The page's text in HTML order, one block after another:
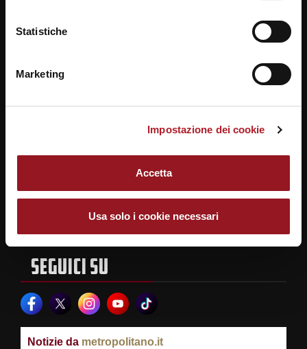
Statistiche
Marketing
Impostazione dei cookie
Accetta
Usa solo i cookie necessari
NAVIGAZIONE
ARTICOLI
post:
il Brocchi di Bassano
brivido
post:
assoluto: il Round 14 IN’s
Mercato infiamma San
SEGUICI SU
Notizie da metropolitano.it